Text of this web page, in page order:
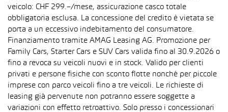
veicolo: CHF 299.–/mese, assicurazione casco totale
obbligatoria esclusa. La concessione del credito è vietata se
porta a un eccessivo indebitamento del consumatore.
Finanziamento tramite AMAG Leasing AG. Promozione per
Family Cars, Starter Cars e SUV Cars valida fino al 30.9.2026 o
fino a revoca su veicoli nuovi e in stock. Valido per clienti
privati e persone fisiche con sconto flotte nonché per piccole
imprese con parco veicoli fino a tre veicoli. Le richieste di
leasing già pervenute non potranno essere soggette a
variazioni con effetto retroattivo. Solo presso i concessionari